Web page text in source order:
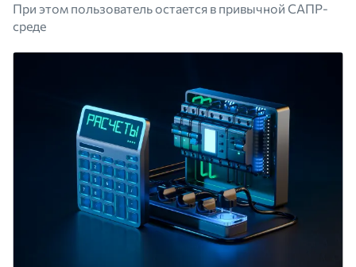
При этом пользователь остается в привычной САПР-
среде